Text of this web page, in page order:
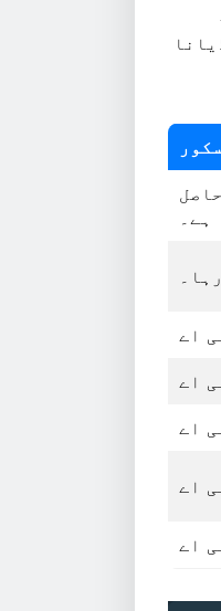
حاصل
ہے۔
اے
اے
اے
اے
اے